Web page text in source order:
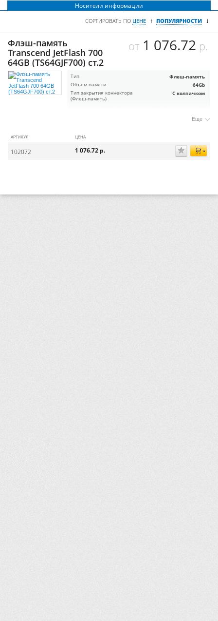
Носители информации
СОРТИРОВАТЬ ПО ЦЕНЕ ↑ ПОПУЛЯРНОСТИ ↓
Флэш-память
Transcend JetFlash 700
64GB (TS64GJF700) ст.2
от 1 076.72 р.
Тип Флеш-память
Объем памяти 64Gb
Тип закрытия коннектора
(Флеш-память)
С колпачком
Еще
АРТИКУЛ ЦЕНА
102072 1 076.72 р.